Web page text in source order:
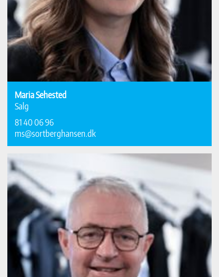
Maria Sehested
Salg
81 40 06 96
ms@sortberghansen.dk